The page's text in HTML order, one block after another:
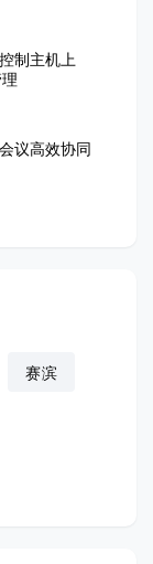
制主机上
议高效协同
赛滨